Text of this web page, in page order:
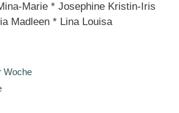
Marie * Josephine Kristin-Iris
Madleen * Lina Louisa
Woche